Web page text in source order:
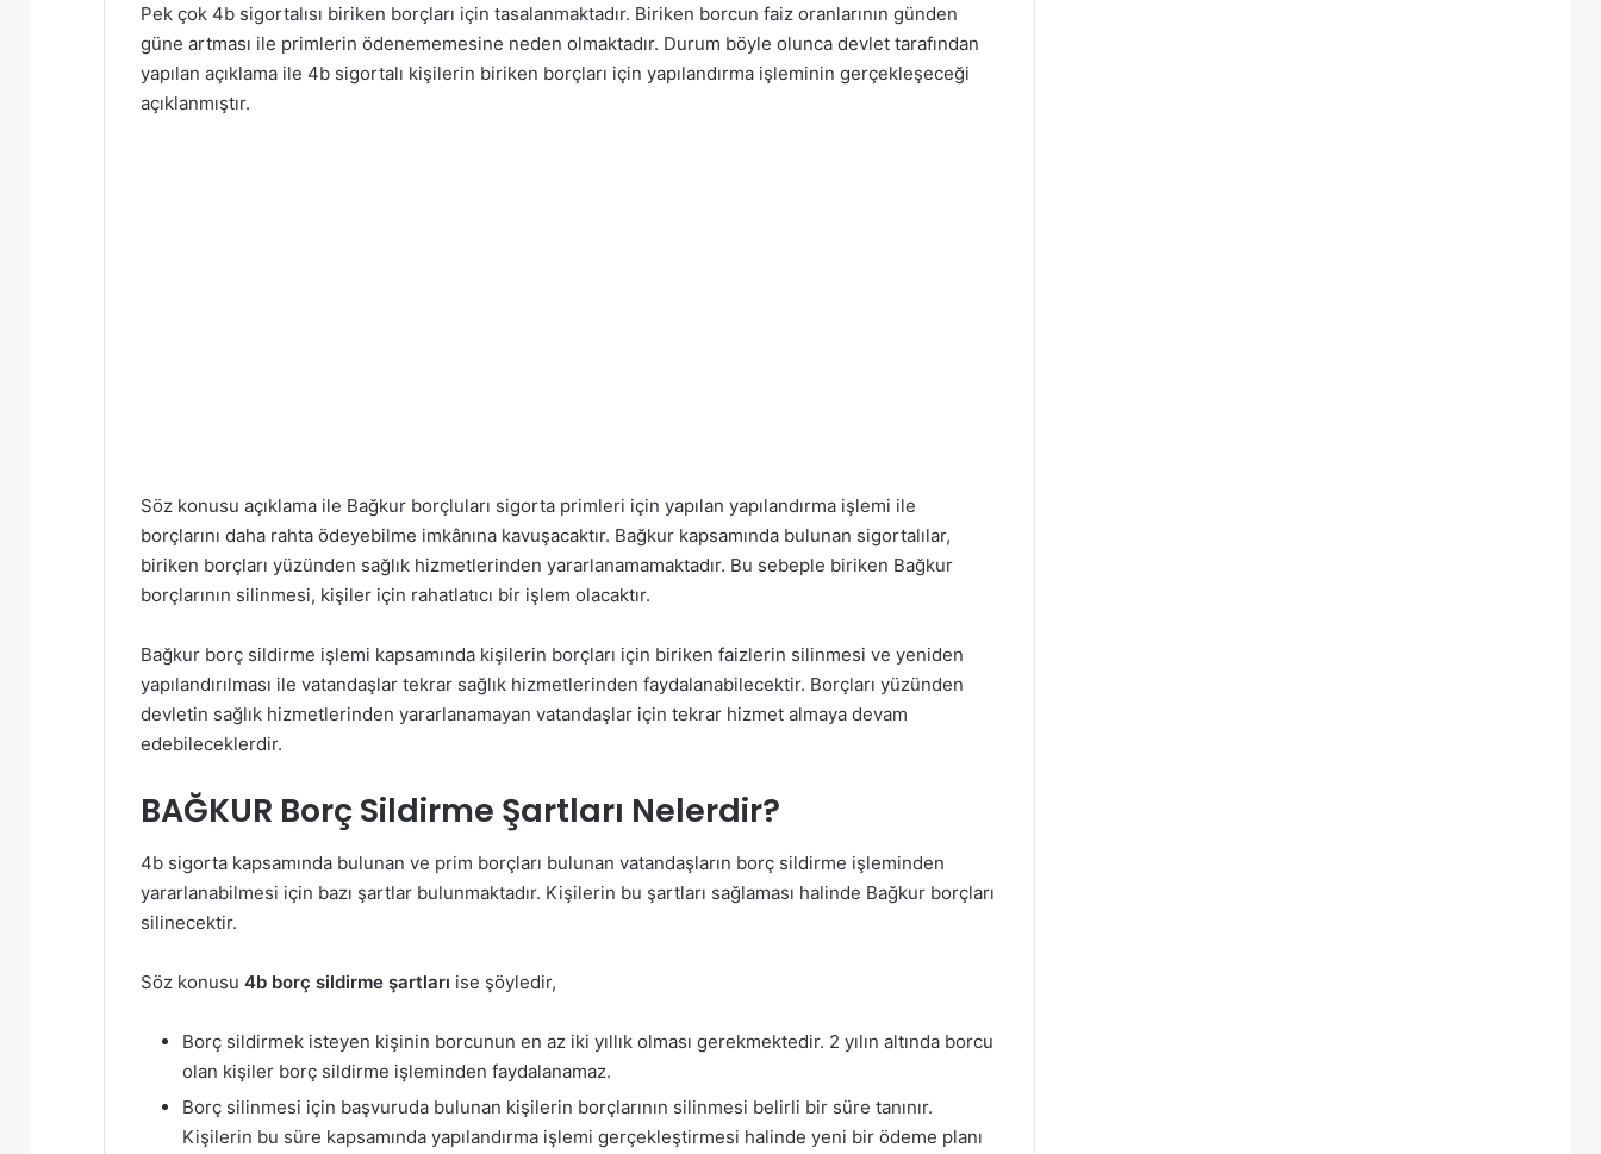
Pek çok 4b sigortalısı biriken borçları için tasalanmaktadır. Biriken borcun faiz oranlarının günden
güne artması ile primlerin ödenememesine neden olmaktadır. Durum böyle olunca devlet tarafından
yapılan açıklama ile 4b sigortalı kişilerin biriken borçları için yapılandırma işleminin gerçekleşeceği
açıklanmıştır.
Söz konusu açıklama ile Bağkur borçluları sigorta primleri için yapılan yapılandırma işlemi ile
borçlarını daha rahta ödeyebilme imkânına kavuşacaktır. Bağkur kapsamında bulunan sigortalılar,
biriken borçları yüzünden sağlık hizmetlerinden yararlanamamaktadır. Bu sebeple biriken Bağkur
borçlarının silinmesi, kişiler için rahatlatıcı bir işlem olacaktır.
Bağkur borç sildirme işlemi kapsamında kişilerin borçları için biriken faizlerin silinmesi ve yeniden
yapılandırılması ile vatandaşlar tekrar sağlık hizmetlerinden faydalanabilecektir. Borçları yüzünden
devletin sağlık hizmetlerinden yararlanamayan vatandaşlar için tekrar hizmet almaya devam
edebileceklerdir.
BAĞKUR Borç Sildirme Şartları Nelerdir?
4b sigorta kapsamında bulunan ve prim borçları bulunan vatandaşların borç sildirme işleminden
yararlanabilmesi için bazı şartlar bulunmaktadır. Kişilerin bu şartları sağlaması halinde Bağkur borçları
silinecektir.
Söz konusu 4b borç sildirme şartları ise şöyledir,
Borç sildirmek isteyen kişinin borcunun en az iki yıllık olması gerekmektedir. 2 yılın altında borcu
olan kişiler borç sildirme işleminden faydalanamaz.
Borç silinmesi için başvuruda bulunan kişilerin borçlarının silinmesi belirli bir süre tanınır.
Kişilerin bu süre kapsamında yapılandırma işlemi gerçekleştirmesi halinde yeni bir ödeme planı